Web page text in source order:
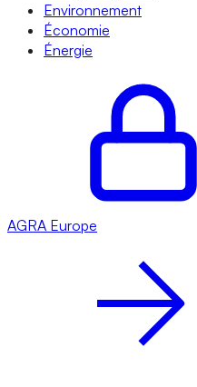
Environnement
Économie
Énergie
AGRA Europe